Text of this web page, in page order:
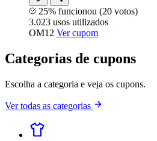
25% funcionou (20 votos)
3.023 usos utilizados
OM12 Ver cupom
Categorias de cupons
Escolha a categoria e veja os cupons.
Ver todas as categorias